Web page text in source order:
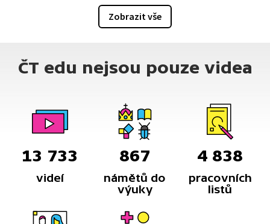
Zobrazit vše
ČT edu nejsou pouze videa
13 733
videí
867
námětů do
výuky
4 838
pracovních
listů